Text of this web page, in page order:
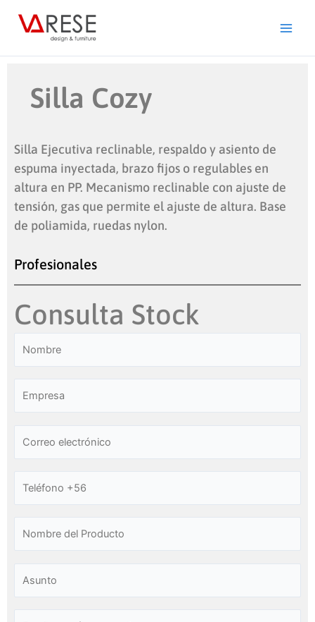
Silla Cozy
Silla Ejecutiva reclinable, respaldo y asiento de
espuma inyectada, brazo fijos o regulables en
altura en PP. Mecanismo reclinable con ajuste de
tensión, gas que permite el ajuste de altura. Base
de poliamida, ruedas nylon.
Profesionales
Consulta Stock